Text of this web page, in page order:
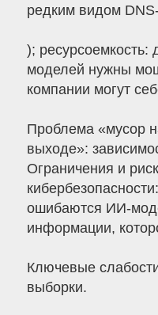
редким видом
);
моделей нужны
компании могут
Проблема «мусор
выходе»:
Ограничения и
ошибаются ИИ-
информации,
Ключевые
выборки.